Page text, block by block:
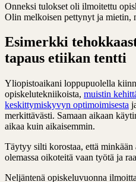
Onneksi tulokset oli ilmoitettu
Olin melkoisen pettynyt ja mietin,
Esimerkki
tapaus etiikan tentti
Yliopistoaikani loppupuolella
opiskelutekniikoista, muistin
keskittymiskyvyn optimoimisesta
merkittävästi. Samaan aikaan
aikaa kuin aikaisemmin.
Täytyy silti korostaa, että
olemassa oikoteitä vaan työtä ja
Neljäntenä opiskeluvuonna